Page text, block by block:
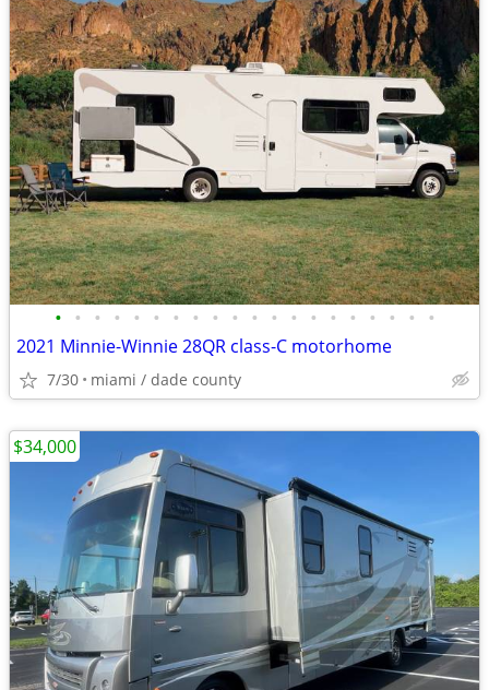
• • • • • • • • • • • • • • • • • • • •
2021 Minnie-Winnie 28QR class-C motorhome
7/30 miami / dade county
$34,000